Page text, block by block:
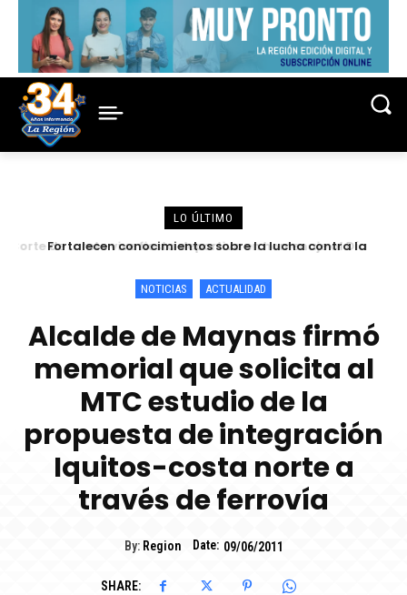
LO ÚLTIMO
Fortalecen conocimientos sobre la lucha contra la
Corte de Loreto
NOTICIAS ACTUALIDAD
Alcalde de Maynas firmó
memorial que solicita al
MTC estudio de la
propuesta de integración
Iquitos-costa norte a
través de ferrovía
By: Region Date: 09/06/2011
SHARE: